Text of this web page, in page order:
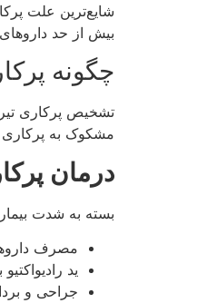
بیش از حد
چگونه
مشکوک به
درمان
بسته به شدت
مصرف
ید
جراحی و